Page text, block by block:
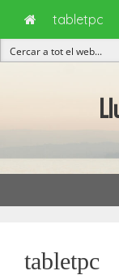
tabletpc
tabletpc